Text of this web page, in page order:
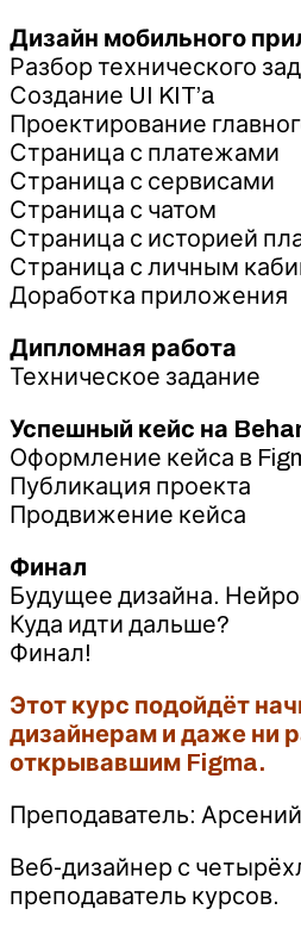
Дизайн мобильного
Разбор технического
Создание UI KIT’a
Проектирование
Страница с платежами
Страница с сервисами
Страница с чатом
Страница с историей
Страница с личным
Доработка приложения
Дипломная работа
Техническое задание
Успешный кейс на
Оформление кейса в
Публикация проекта
Продвижение кейса
Финал
Будущее дизайна.
Куда идти дальше?
Финал!
Этот курс подойдёт
дизайнерам и даже ни
открывавшим Figma.
Преподаватель:
Веб-дизайнер с
преподаватель курсов.